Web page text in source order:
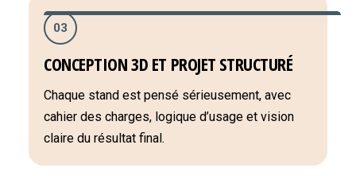
03
CONCEPTION 3D ET PROJET STRUCTURÉ
Chaque stand est pensé sérieusement, avec
cahier des charges, logique d’usage et vision
claire du résultat final.